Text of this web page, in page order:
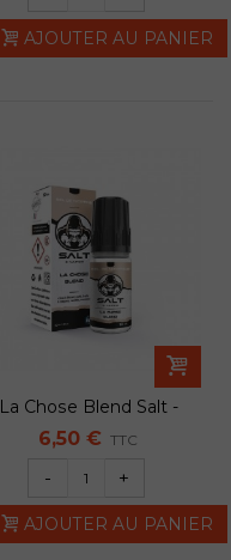
AJOUTER AU PANIER
La Chose Blend Salt -
Lips
6,50 € TTC
- +
AJOUTER AU PANIER